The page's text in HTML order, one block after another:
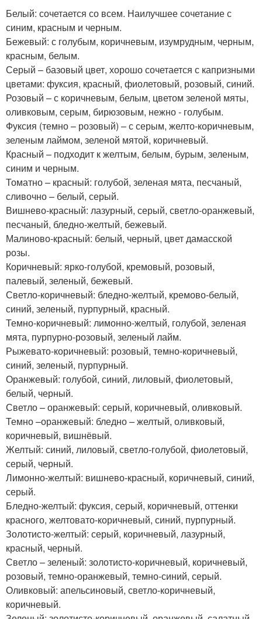
Белый: сочетается со всем. Наилучшее сочетание с
синим, красным и черным.
Бежевый: с голубым, коричневым, изумрудным, черным,
красным, белым.
Серый – базовый цвет, хорошо сочетается с капризными
цветами: фуксия, красный, фиолетовый, розовый, синий.
Розовый – с коричневым, белым, цветом зеленой мяты,
оливковым, серым, бирюзовым, нежно - голубым.
Фуксия (темно – розовый) – с серым, желто-коричневым,
зеленым лаймом, зеленой мятой, коричневый.
Красный – подходит к желтым, белым, бурым, зеленым,
синим и черным.
Томатно – красный: голубой, зеленая мята, песчаный,
сливочно – белый, серый.
Вишнево-красный: лазурный, серый, светло-оранжевый,
песчаный, бледно-желтый, бежевый.
Малиново-красный: белый, черный, цвет дамасской
розы.
Коричневый: ярко-голубой, кремовый, розовый,
палевый, зеленый, бежевый.
Светло-коричневый: бледно-желтый, кремово-белый,
синий, зеленый, пурпурный, красный.
Темно-коричневый: лимонно-желтый, голубой, зеленая
мята, пурпурно-розовый, зеленый лайм.
Рыжевато-коричневый: розовый, темно-коричневый,
синий, зеленый, пурпурный.
Оранжевый: голубой, синий, лиловый, фиолетовый,
белый, черный.
Светло – оранжевый: серый, коричневый, оливковый.
Темно –оранжевый: бледно – желтый, оливковый,
коричневый, вишнёвый.
Желтый: синий, лиловый, светло-голубой, фиолетовый,
серый, черный.
Лимонно-желтый: вишнево-красный, коричневый, синий,
серый.
Бледно-желтый: фуксия, серый, коричневый, оттенки
красного, желтовато-коричневый, синий, пурпурный.
Золотисто-желтый: серый, коричневый, лазурный,
красный, черный.
Светло – зеленый: золотисто-коричневый, коричневый,
розовый, темно-оранжевый, темно-синий, серый.
Оливковый: апельсиновый, светло-коричневый,
коричневый.